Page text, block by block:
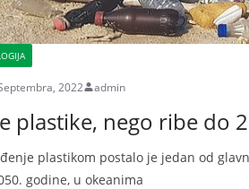
2022 admin
plastike, nego ribe do
plastikom postalo je jedan od
godine, u okeanima